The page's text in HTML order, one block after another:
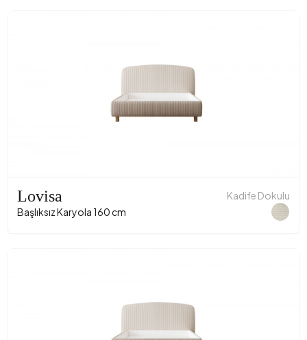
Lovisa
Başlıksız Karyola 160 cm
Kadife Dokulu